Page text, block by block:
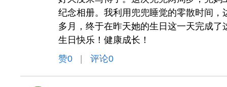
纪念相册。我利用兜兜睡觉的零散时间
多月，终于在昨天她的生日这一天完成
生日快乐！健康成长！
赞0 评论0